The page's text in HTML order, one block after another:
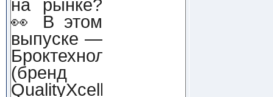
на рынке?
👀 В этом
выпуске —
Броктехнолоджи
(бренд
QualityXcellence):